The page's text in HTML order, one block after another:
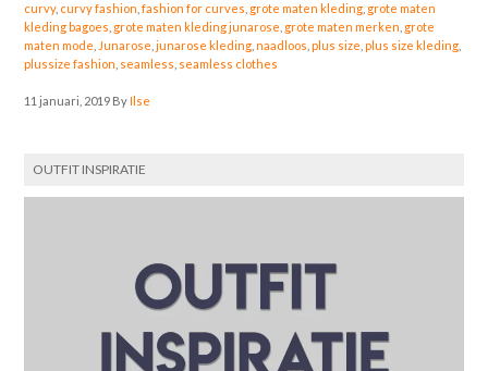
curvy, curvy fashion ,fashion for curves grote maten kleding grote maten
kleding bagoes grote maten kleding junarose grote maten merken grote
maten mode Junarose ,junarose kleding ,naadloos ,plus size ,plus size kleding
plussize fashion seamless seamless clothes
11 januari, 2019 ByIlse
OUTFIT INSPIRATIE